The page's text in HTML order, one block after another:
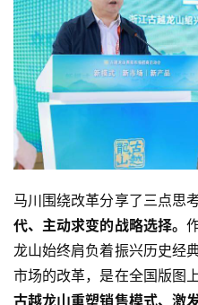
马川围绕改革分享了三点思
代、主动求变的战略选择。
龙山始终肩负着振兴历史经
市场的改革，是在全国版图
古越龙山重塑销售模式、激